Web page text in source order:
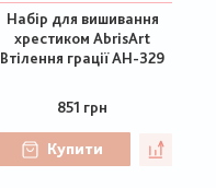
Набір для вишивання
хрестиком AbrisArt
Втілення грації АН-329
851 грн
Купити